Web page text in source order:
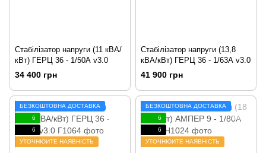
Стабілізатор напруги (11 кВА/
кВт) ГЕРЦ 36 - 1/50А v3.0
34 400 грн
Стабілізатор напруги (13,8
кВА/кВт) ГЕРЦ 36 - 1/63А v3.0
41 900 грн
БЕЗКОШТОВНА ДОСТАВКА
6
6
УТОЧНЮЙТЕ НАЯВНІСТЬ
БЕЗКОШТОВНА ДОСТАВКА
6
6
УТОЧНЮЙТЕ НАЯВНІСТЬ